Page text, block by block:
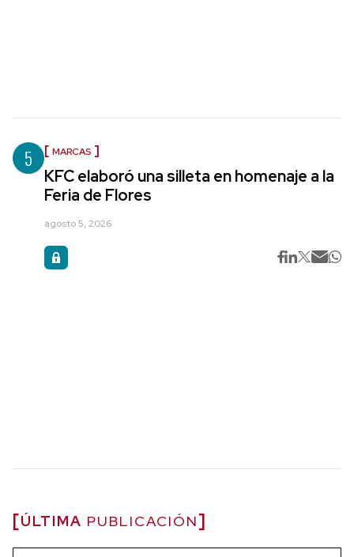
5 MARCAS
KFC elaboró una silleta en homenaje a la
Feria de Flores
agosto 5, 2026
ÚLTIMA PUBLICACIÓN